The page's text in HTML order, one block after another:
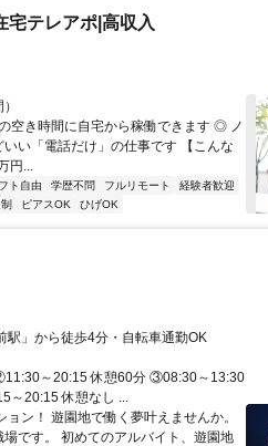
宅テレアポ|高収入
空き時間に自宅から稼働できます ◎ ノ
い「電話だけ」の仕事です 【こんな
円...
ト自由 学歴不問 フルリモート
経験者歓迎
ピアスOK ひげOK
駅」から徒歩4分・自転車通勤OK
～20:15 休憩60分 ③08:30～13:30
～20:15 休憩なし ...
ン！ 遊園地で働く夢叶えませんか。
です。 初めてのアルバイト、遊園地